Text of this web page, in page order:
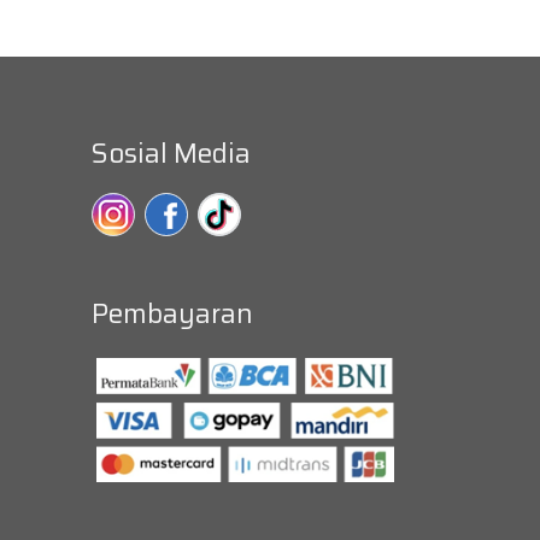
Sosial Media
Pembayaran